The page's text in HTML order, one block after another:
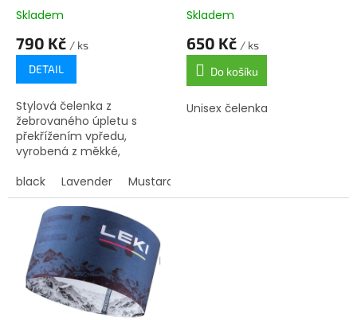
Skladem
790 Kč / ks
DETAIL
Stylová čelenka z
žebrovaného úpletu s
překřížením vpředu,
vyrobená z měkké,
regulující 100% merino vlny.
Udržitelným způsobem
vyrobená v Barceloně z
eticky...
black Lavender Mustard yellow
Skladem
650 Kč / ks
Do košíku
Unisex čelenka